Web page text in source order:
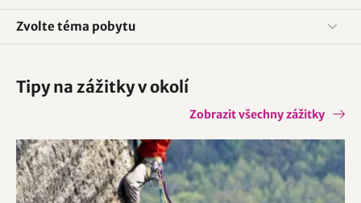
Zvolte téma pobytu
Tipy na zážitky v okolí
Zobrazit všechny zážitky